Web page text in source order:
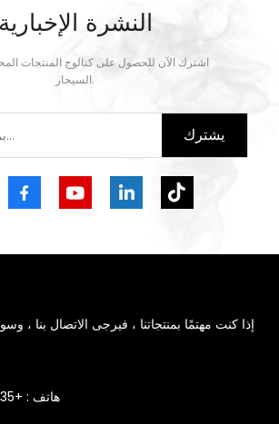
يتعلم أكثر
النشرة الإخبارية
اشترك الآن للحصول على كتالوج المنتجات
السيجار.
يشترك
إذا كنت مهتمًا بمنتجاتنا ، فيرجى الاتصال بنا ،
هاتف : +8613510445435